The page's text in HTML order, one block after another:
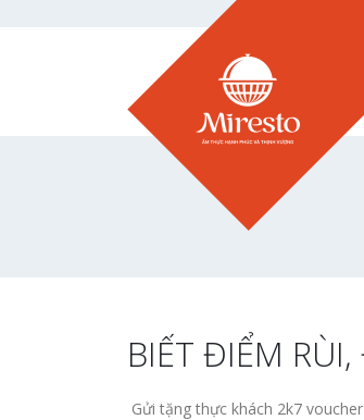
BIẾT ĐIỂM RÙI,
Gửi tặng thực khách 2k7